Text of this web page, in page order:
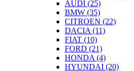
AUDI (25)
BMW (35)
CITROEN (22)
DACIA (11)
FIAT (10)
FORD (21)
HONDA (4)
HYUNDAI (20)